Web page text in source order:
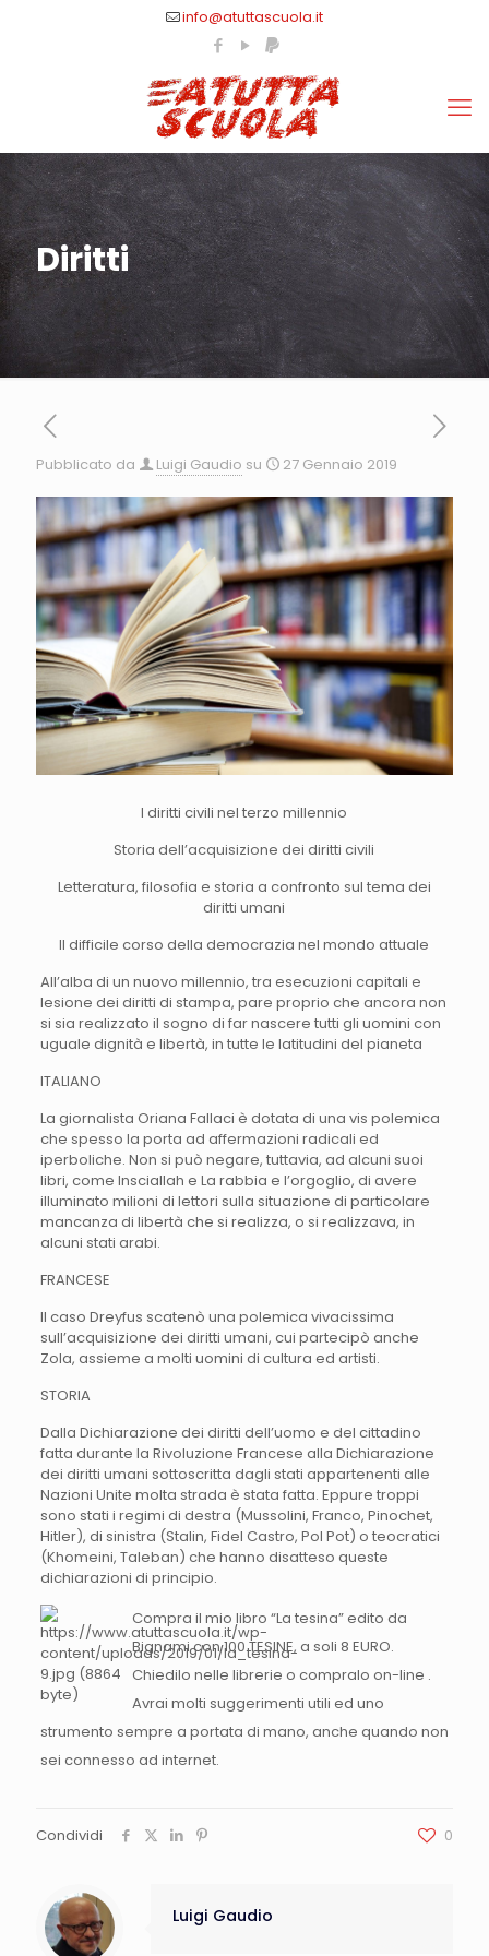
info@atuttascuola.it
Diritti
Pubblicato da Luigi Gaudio su 27 Gennaio 2019
I diritti civili nel terzo millennio
Storia dell’acquisizione dei diritti civili
Letteratura, filosofia e storia a confronto sul tema dei
diritti umani
Il difficile corso della democrazia nel mondo attuale
All’alba di un nuovo millennio, tra esecuzioni capitali e
lesione dei diritti di stampa, pare proprio che ancora non
si sia realizzato il sogno di far nascere tutti gli uomini con
uguale dignità e libertà, in tutte le latitudini del pianeta
ITALIANO
La giornalista Oriana Fallaci è dotata di una vis polemica
che spesso la porta ad affermazioni radicali ed
iperboliche. Non si può negare, tuttavia, ad alcuni suoi
libri, come Insciallah e La rabbia e l’orgoglio, di avere
illuminato milioni di lettori sulla situazione di particolare
mancanza di libertà che si realizza, o si realizzava, in
alcuni stati arabi.
FRANCESE
Il caso Dreyfus scatenò una polemica vivacissima
sull’acquisizione dei diritti umani, cui partecipò anche
Zola, assieme a molti uomini di cultura ed artisti.
STORIA
Dalla Dichiarazione dei diritti dell’uomo e del cittadino
fatta durante la Rivoluzione Francese alla Dichiarazione
dei diritti umani sottoscritta dagli stati appartenenti alle
Nazioni Unite molta strada è stata fatta. Eppure troppi
sono stati i regimi di destra (Mussolini, Franco, Pinochet,
Hitler), di sinistra (Stalin, Fidel Castro, Pol Pot) o teocratici
(Khomeini, Taleban) che hanno disatteso queste
dichiarazioni di principio.
Compra il mio libro “La tesina” edito da
Bignami con 100 TESINE, a soli 8 EURO.
Chiedilo nelle librerie o compralo on-line .
Avrai molti suggerimenti utili ed uno
strumento sempre a portata di mano, anche quando non
sei connesso ad internet.
Condividi 0
Luigi Gaudio